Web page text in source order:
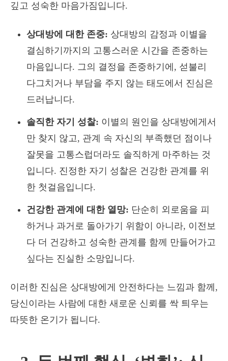
깊고 성숙한 마음가짐입니다.
상대방에 대한 존중: 상대방의 감정과 이별을
결심하기까지의 고통스러운 시간을 존중하는
마음입니다. 그의 결정을 존중하기에, 섣불리
다그치거나 부담을 주지 않는 태도에서 진심은
드러납니다.
솔직한 자기 성찰: 이별의 원인을 상대방에게서
만 찾지 않고, 관계 속 자신의 부족했던 점이나
잘못을 고통스럽더라도 솔직하게 마주하는 것
입니다. 진정한 자기 성찰은 건강한 관계를 위
한 첫걸음입니다.
건강한 관계에 대한 열망: 단순히 외로움을 피
하거나 과거로 돌아가기 위함이 아니라, 이전보
다 더 건강하고 성숙한 관계를 함께 만들어가고
싶다는 진실한 소망입니다.
이러한 진심은 상대방에게 안전하다는 느낌과 함께,
당신이라는 사람에 대한 새로운 신뢰를 싹 틔우는
따뜻한 온기가 됩니다.